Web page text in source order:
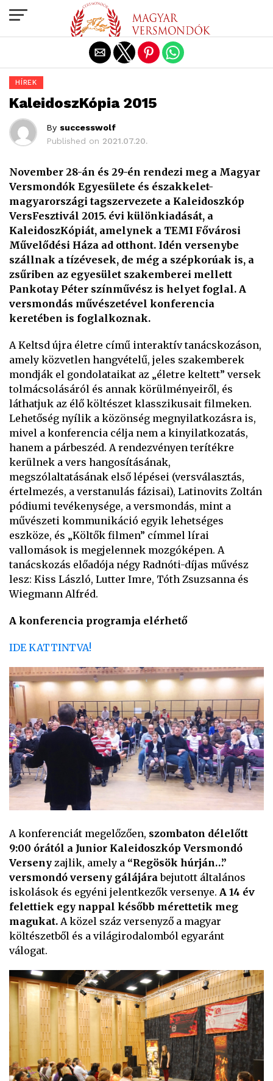
HÍREK
KaleidoszKópia 2015
By successwolf
Published on 2021.07.20.
November 28-án és 29-én rendezi meg a Magyar
Versmondók Egyesülete és északkelet-
magyarországi tagszervezete a Kaleidoszkóp
VersFesztivál 2015. évi különkiadását, a
KaleidoszKópiát, amelynek a TEMI Fővárosi
Művelődési Háza ad otthont. Idén versenybe
szállnak a tízévesek, de még a szépkorúak is, a
zsűriben az egyesület szakemberei mellett
Pankotay Péter színművész is helyet foglal. A
versmondás művészetével konferencia
keretében is foglalkoznak.
A Keltsd újra életre című interaktív tanácskozáson,
amely közvetlen hangvételű, jeles szakemberek
mondják el gondolataikat az „életre keltett” versek
tolmácsolásáról és annak körülményeiről, és
láthatjuk az élő költészet klasszikusait filmeken.
Lehetőség nyílik a közönség megnyilatkozásra is,
mivel a konferencia célja nem a kinyilatkozatás,
hanem a párbeszéd. A rendezvényen terítékre
kerülnek a vers hangosításának,
megszólaltatásának első lépései (versválasztás,
értelmezés, a verstanulás fázisai), Latinovits Zoltán
pódiumi tevékenysége, a versmondás, mint a
művészeti kommunikáció egyik lehetséges
eszköze, és „Költők filmen” címmel lírai
vallomások is megjelennek mozgóképen. A
tanácskozás előadója négy Radnóti-díjas művész
lesz: Kiss László, Lutter Imre, Tóth Zsuzsanna és
Wiegmann Alfréd.
A konferencia programja elérhető
IDE KATTINTVA!
A konferenciát megelőzően, szombaton délelőtt
9:00 órától a Junior Kaleidoszkóp Versmondó
Verseny zajlik, amely a “Regösök húrján…”
versmondó verseny gálájára bejutott általános
iskolások és egyéni jelentkezők versenye. A 14 év
felettiek egy nappal később mérettetik meg
magukat. A közel száz versenyző a magyar
költészetből és a világirodalomból egyaránt
válogat.
Exit mobile version